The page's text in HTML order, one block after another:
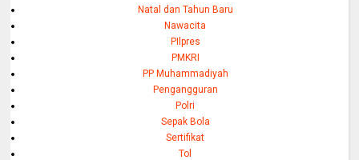
Natal dan Tahun Baru
Nawacita
PIlpres
PMKRI
PP Muhammadiyah
Pengangguran
Polri
Sepak Bola
Sertifikat
Tol